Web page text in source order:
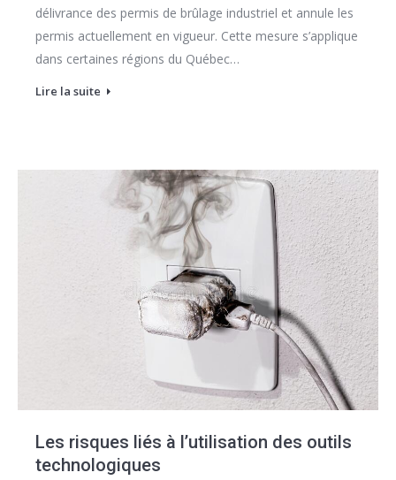
délivrance des permis de brûlage industriel et annule les
permis actuellement en vigueur. Cette mesure s’applique
dans certaines régions du Québec…
Lire la suite
Les risques liés à l’utilisation des outils
technologiques